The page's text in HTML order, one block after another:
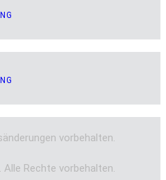
vorbehalten.
Rechte vorbehalten.